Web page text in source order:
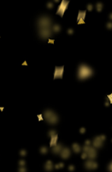
편집 서비스
터칭 서비스 주
Ps